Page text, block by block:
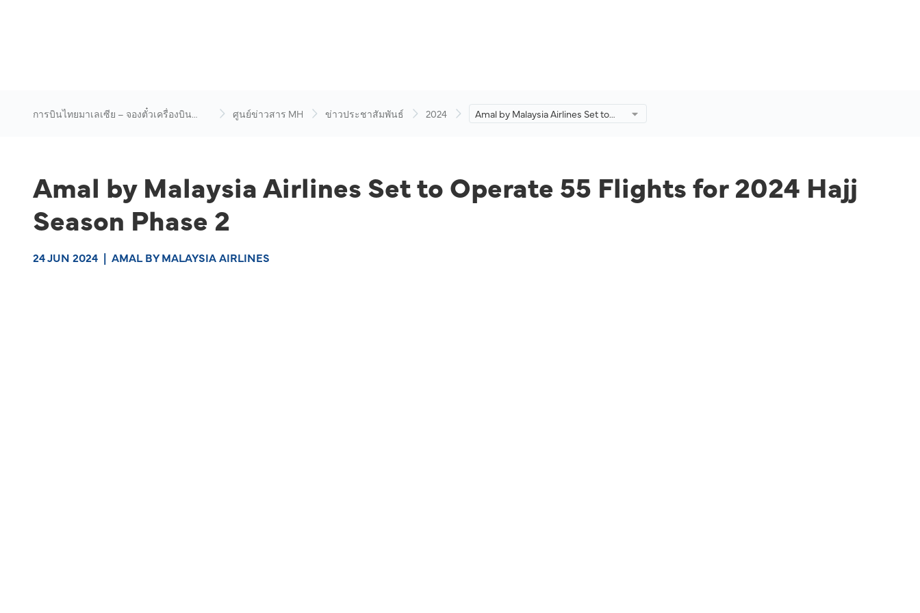
การบินไทยมาเลเซีย – จองตั๋วเครื่องบิน
ศูนย์ข่าวสาร MH ข่าวประชาสัมพันธ์ 2024
Amal by Malaysia Airlines Set to
Amal by Malaysia Airlines Set to Operate 55 Flights for 2024 Hajj
Season Phase 2
24 JUN 2024 | AMAL BY MALAYSIA AIRLINES